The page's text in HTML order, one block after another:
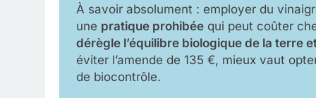
À savoir absolument : employer du
une pratique prohibée qui peut coûter
dérègle l’équilibre biologique de la terre
éviter l’amende de 135 €, mieux vaut
de biocontrôle.